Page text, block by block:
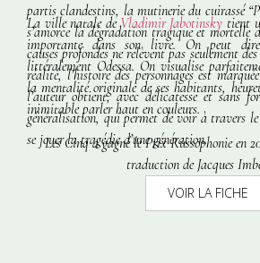
partis clandestins, la mutinerie du cuirassé
s’amorce la dégradation tragique et
causes profondes ne relèvent pas seulement
réalité, l’histoire des personnages est
l’auteur obtient, avec délicatesse et sans
généralisation, qui permet de voir à travers le
se jouer la tragédie d’une génération.
La ville natale deVladimir Jabotinsky tient
importante dans son livre. On peut
littéralement Odessa. On visualise
la mentalité originale de ses habitants,
inimitable parler haut en couleurs.
Les Cinqa gagné le Prix Russophonie en
VOIR LA FICHE